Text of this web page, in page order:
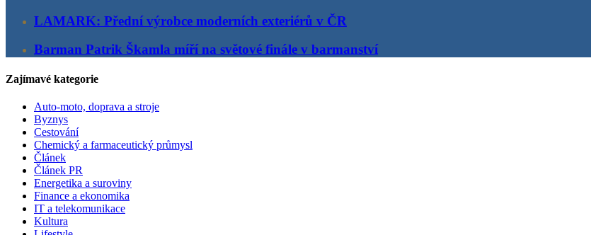
LAMARK: Přední výrobce moderních exteriérů v ČR
Barman Patrik Škamla míří na světové finále v barmanství
Zajímavé kategorie
Auto-moto, doprava a stroje
Byznys
Cestování
Chemický a farmaceutický průmysl
Článek
Článek PR
Energetika a suroviny
Finance a ekonomika
IT a telekomunikace
Kultura